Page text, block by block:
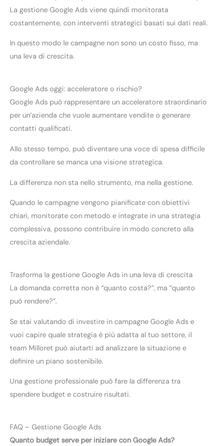
La gestione Google Ads viene quindi monitorata
costantemente, con interventi strategici basati sui dati reali.
In questo modo le campagne non sono un costo fisso, ma
una leva di crescita.
Google Ads oggi: acceleratore o rischio?
Google Ads può rappresentare un acceleratore straordinario
per un’azienda che vuole aumentare vendite o generare
contatti qualificati.
Allo stesso tempo, può diventare una voce di spesa difficile
da controllare se manca una visione strategica.
La differenza non sta nello strumento, ma nella gestione.
Quando le campagne vengono pianificate con obiettivi
chiari, monitorate con metodo e integrate in una strategia
complessiva, possono contribuire in modo concreto alla
crescita aziendale.
Trasforma la gestione Google Ads in una leva di crescita
La domanda corretta non è “quanto costa?”, ma “quanto
può rendere?”.
Se stai valutando di investire in campagne Google Ads e
vuoi capire quale strategia è più adatta al tuo settore, il
team Milloret può aiutarti ad analizzare la situazione e
definire un piano sostenibile.
Una gestione professionale può fare la differenza tra
spendere budget e costruire risultati.
FAQ – Gestione Google Ads
Quanto budget serve per iniziare con Google Ads?